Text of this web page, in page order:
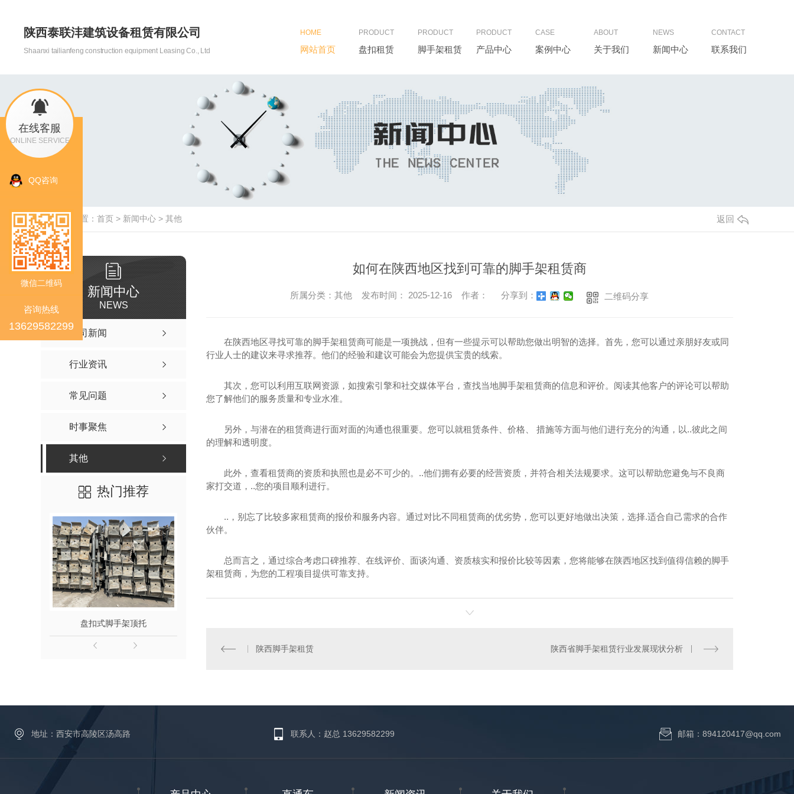
陕西泰联沣建筑设备租赁有限公司
Shaanxi tailianfeng construction equipment Leasing Co., Ltd
HOME
网站首页
PRODUCT
盘扣租赁
PRODUCT
脚手架租赁
PRODUCT
产品中心
CASE
案例中心
ABOUT
关于我们
NEWS
新闻中心
CONTACT
联系我们
当前位置： 首页 > 新闻中心 > 其他 返回
新闻中心
NEWS
公司新闻
行业资讯
常见问题
时事聚焦
其他
热门推荐
盘扣式脚手架顶托
如何在陕西地区找到可靠的脚手架租赁商
所属分类：其他 发布时间： 2025-12-16 作者： 分享到： 二维码分享
在陕西地区寻找可靠的脚手架租赁商可能是一项挑战，但有一些提示可以帮助您做出明智的选择。首先，您可以通过亲朋好友或同
行业人士的建议来寻求推荐。他们的经验和建议可能会为您提供宝贵的线索。
其次，您可以利用互联网资源，如搜索引擎和社交媒体平台，查找当地脚手架租赁商的信息和评价。阅读其他客户的评论可以帮助
您了解他们的服务质量和专业水准。
另外，与潜在的租赁商进行面对面的沟通也很重要。您可以就租赁条件、价格、 措施等方面与他们进行充分的沟通，以..彼此之间
的理解和透明度。
此外，查看租赁商的资质和执照也是必不可少的。..他们拥有必要的经营资质，并符合相关法规要求。这可以帮助您避免与不良商
家打交道，..您的项目顺利进行。
..，别忘了比较多家租赁商的报价和服务内容。通过对比不同租赁商的优劣势，您可以更好地做出决策，选择.适合自己需求的合作
伙伴。
总而言之，通过综合考虑口碑推荐、在线评价、面谈沟通、资质核实和报价比较等因素，您将能够在陕西地区找到值得信赖的脚手
架租赁商，为您的工程项目提供可靠支持。
陕西脚手架租赁 陕西省脚手架租赁行业发展现状分析
地址：西安市高陵区汤高路 联系人：赵总 13629582299 邮箱：894120417@qq.com
在线客服
ONLINE SERVICE
QQ咨询
微信二维码
咨询热线
13629582299